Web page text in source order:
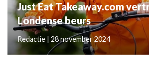
Just Eat Takeaway.com
Londense beurs
Redactie | 28 november 2024